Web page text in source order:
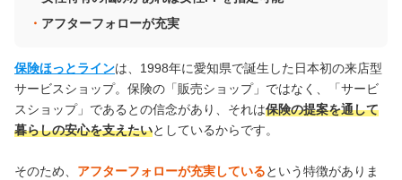
アフターフォローが充実
保険ほっとラインは、1998年に愛知県で誕生した日本初の来店型
サービスショップ。保険の「販売ショップ」ではなく、「サービ
スショップ」であるとの信念があり、それは保険の提案を通して
暮らしの安心を支えたいとしているからです。
そのため、 アフターフォローが充実しているという特徴がありま